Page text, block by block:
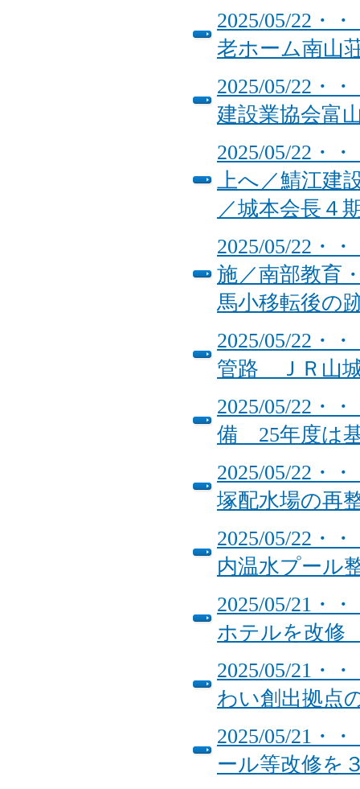
2025/05/22・
老ホーム南山
2025/05/22・
建設業協会富
2025/05/22・
上へ／鯖江建
／城本会長４
2025/05/22・
施／南部教育
馬小移転後の
2025/05/22・
管路 ＪＲ山
2025/05/22・
備 25年度は
2025/05/22・
塚配水場の再
2025/05/22・
内温水プール
2025/05/21・
ホテルを改修
2025/05/21・
わい創出拠点
2025/05/21・
ール等改修を